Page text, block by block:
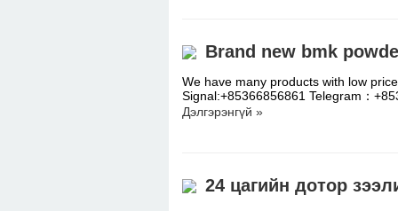
Brand new bmk
We have many products with low
Signal:+85366856861 Telegram：
Дэлгэрэнгүй »
24 цагийн дотор